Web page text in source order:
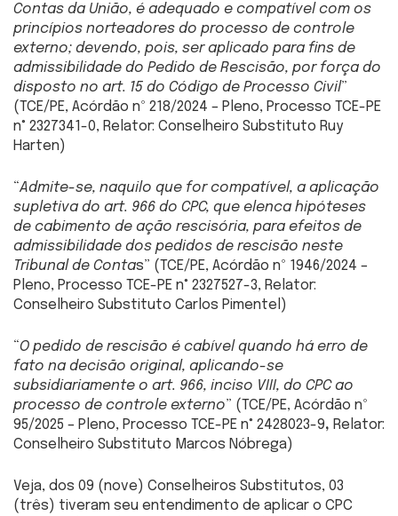
Contas da União, é adequado e compatível com os
princípios norteadores do processo de controle
externo; devendo, pois, ser aplicado para fins de
admissibilidade do Pedido de Rescisão, por força do
disposto no art. 15 do Código de Processo Civil”
(TCE/PE, Acórdão nº 218/2024 – Pleno, Processo TCE-PE
n° 2327341-0, Relator: Conselheiro Substituto Ruy
Harten)
“Admite-se, naquilo que for compatível, a aplicação
supletiva do art. 966 do CPC, que elenca hipóteses
de cabimento de ação rescisória, para efeitos de
admissibilidade dos pedidos de rescisão neste
Tribunal de Contas” (TCE/PE, Acórdão nº 1946/2024 –
Pleno, Processo TCE-PE n° 2327527-3, Relator:
Conselheiro Substituto Carlos Pimentel)
“O pedido de rescisão é cabível quando há erro de
fato na decisão original, aplicando-se
subsidiariamente o art. 966, inciso VIII, do CPC ao
processo de controle externo” (TCE/PE, Acórdão nº
95/2025 – Pleno, Processo TCE-PE n° 2428023-9, Relator:
Conselheiro Substituto Marcos Nóbrega)
Veja, dos 09 (nove) Conselheiros Substitutos, 03
(três) tiveram seu entendimento de aplicar o CPC